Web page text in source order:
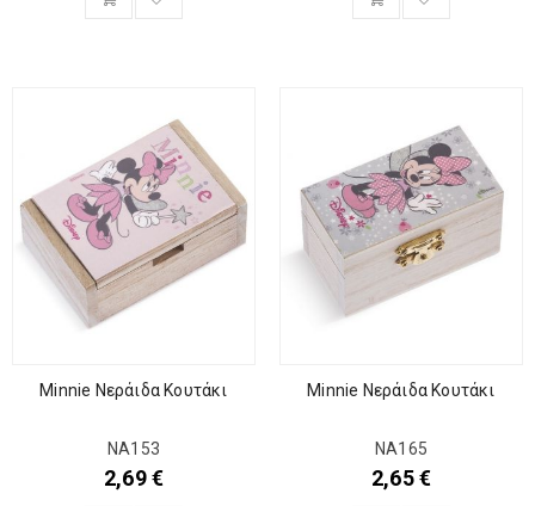
Minnie Νεράιδα Κουτάκι
ΝΑ153
2,69€
Minnie Νεράιδα Κουτάκι
ΝΑ165
2,65€